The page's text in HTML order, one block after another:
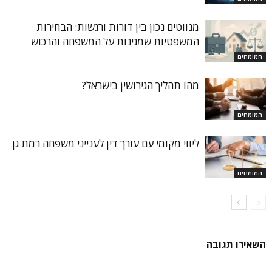
המומחים
מנווטים נכון בין דורות ורגשות: הבחירות
המשפטיות שמגינות על המשפחה והרכוש
המומחים
מהו תהליך הגירושין בישראל?
המומחים
ליווי מקומי עם עורך דין לענייני משפחה רמת גן
השאירו תגובה